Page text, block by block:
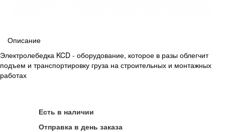
Описание
Электролебедка KCD - оборудование, которое в разы облегчит
подъем и транспортировку груза на строительных и монтажных
работах
Есть в наличии
Отправка в день заказа